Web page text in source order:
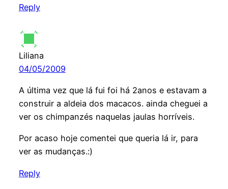
Reply
Liliana
04/05/2009
A última vez que lá fui foi há 2anos e estavam a
construir a aldeia dos macacos. ainda cheguei a
ver os chimpanzés naquelas jaulas horríveis.
Por acaso hoje comentei que queria lá ir, para
ver as mudanças.:)
Reply